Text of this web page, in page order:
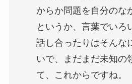
からか問題を自分のな
というか、言葉でいろ
話し合ったりはそんな
いで、まだまだ未知の
て、これからですね。